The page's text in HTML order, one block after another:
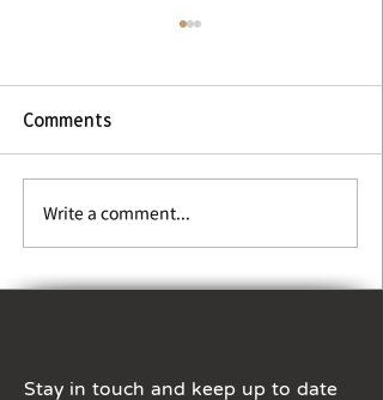
🌟 2025春季文藻華語師資
Comments
Write a comment...
Stay in touch and keep up to date